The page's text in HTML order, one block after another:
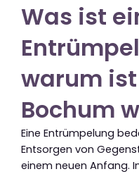
Was ist
warum
Bochum
Eine Entrümpelung
Entsorgen von
einem neuen Anfang.